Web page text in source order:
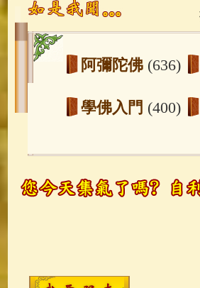
阿彌陀佛 (636)
學佛入門 (400)
玉曆寶鈔(236)
觀世音菩薩 (147)
金山活佛